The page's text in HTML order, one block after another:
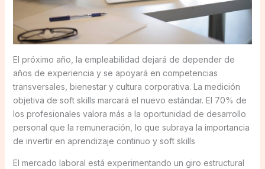
El próximo año, la empleabilidad dejará de depender de
años de experiencia y se apoyará en competencias
transversales, bienestar y cultura corporativa. La medición
objetiva de soft skills marcará el nuevo estándar. El 70% de
los profesionales valora más a la oportunidad de desarrollo
personal que la remuneración, lo que subraya la importancia
de invertir en aprendizaje continuo y soft skills
El mercado laboral está experimentando un giro estructural